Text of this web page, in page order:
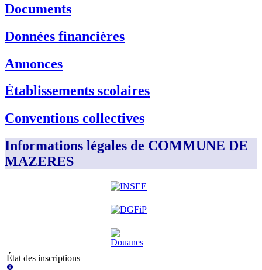
Documents
Données financières
Annonces
Établissements scolaires
Conventions collectives
Informations légales de COMMUNE DE
MAZERES
État des inscriptions